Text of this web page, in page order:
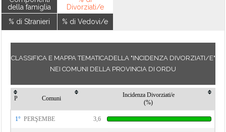
della famiglia
% di Stranieri
Divorziati/e
% di Vedovi/e
CLASSIFICA E MAPPA TEMATICADELLA "INCIDENZA DIVORZIATI/E"
NEI COMUNI DELLA PROVINCIA DI ORDU
P Comuni
Incidenza Divorziati/e
(%)
1° PERŞEMBE 3,6